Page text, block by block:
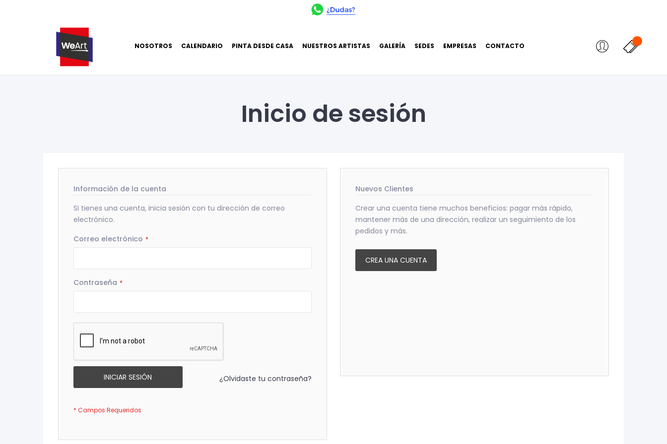
NOSOTROS CALENDARIO PINTA DESDE CASA NUESTROS ARTISTAS GALERÍA SEDES EMPRESAS CONTACTO
Inicio de sesión
Información de la cuenta
Si tienes una cuenta, inicia sesión con tu dirección de correo
electrónico.
Correo electrónico
Contraseña
INICIAR SESIÓN ¿Olvidaste tu contraseña?
Nuevos Clientes
Crear una cuenta tiene muchos beneficios: pagar más rápido,
mantener más de una dirección, realizar un seguimiento de los
pedidos y más.
CREA UNA CUENTA